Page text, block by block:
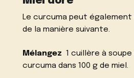
Le curcuma peut
de la manière suivante.
Mélangez 1 cuillère à
curcuma dans 100 g de miel.